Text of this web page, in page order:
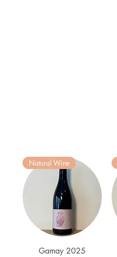
Quick View
Natural Wine
Gamay 2025